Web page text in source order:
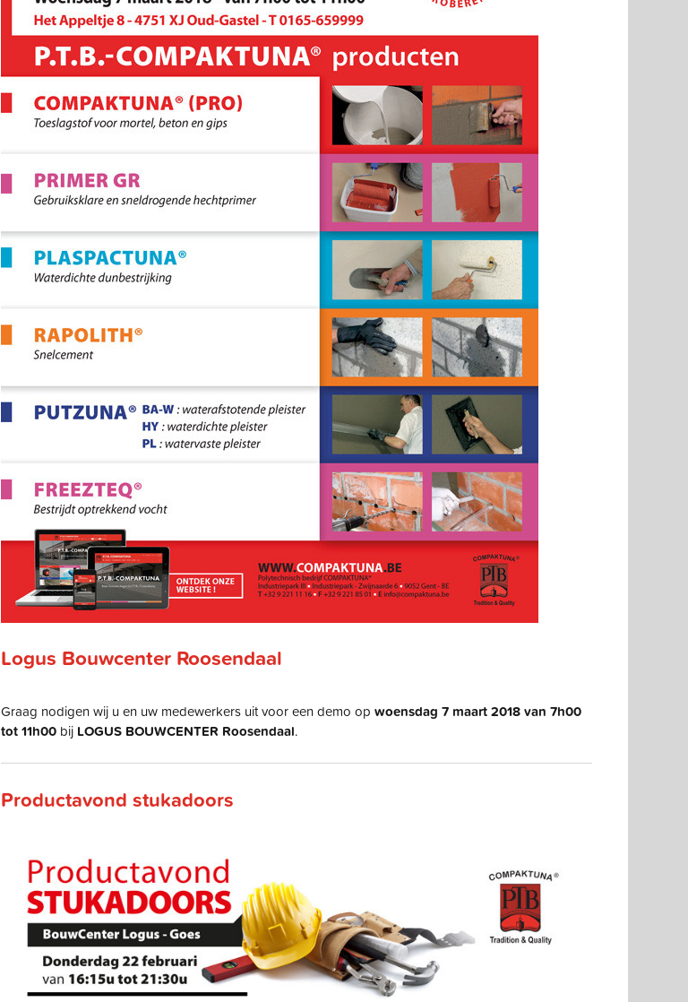
Logus Bouwcenter Roosendaal
Graag nodigen wij u en uw medewerkers uit voor een demo op woensdag 7 maart 2018 van 7h00
tot 11h00 bij LOGUS BOUWCENTER Roosendaal.
Productavond stukadoors